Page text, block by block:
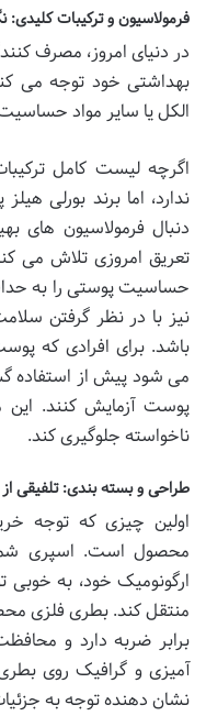
فرمولاسیون و ترکیبات کلیدی:
در دنیای امروز، مصرف
بهداشتی خود توجه می
الکل یا سایر مواد
اگرچه لیست کامل
ندارد، اما برند بورلی
دنبال فرمولاسیون های
تعریق امروزی تلاش می
حساسیت پوستی را به
نیز با در نظر گرفتن
باشد. برای افرادی که
می شود پیش از استفاده
پوست آزمایش کنند. این
ناخواسته جلوگیری کند.
طراحی و بسته بندی: تلفیقی از
اولین چیزی که توجه
ارگونومیک خود، به
منتقل کند. بطری فلزی
برابر ضربه دارد و
آمیزی و گرافیک روی
نشان دهنده توجه به